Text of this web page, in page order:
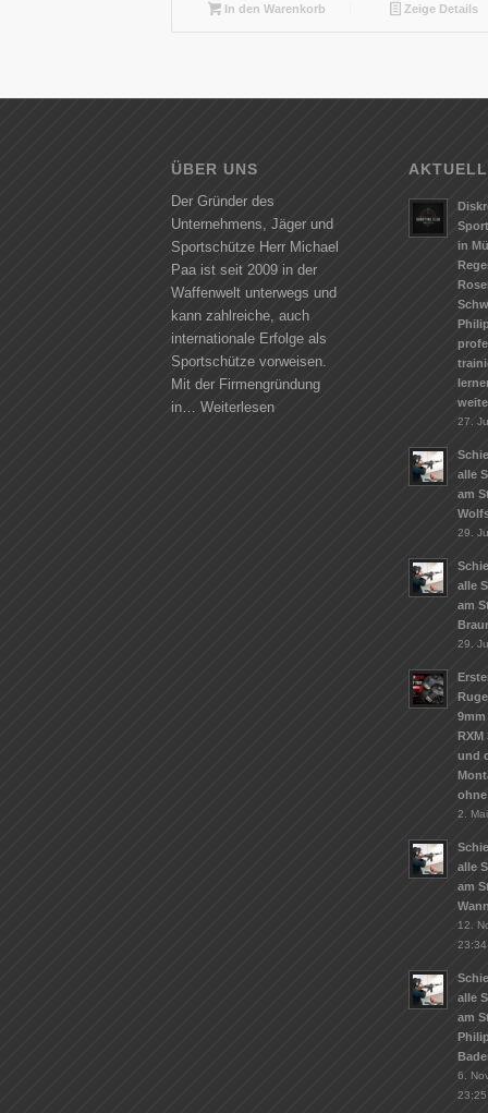
In den Warenkorb Zeige Details
ÜBER UNS
Der Gründer des
Unternehmens, Jäger und
Sportschütze Herr Michael
Paa ist seit 2009 in der
Waffenwelt unterwegs und
kann zahlreiche, auch
internationale Erfolge als
Sportschütze vorweisen.
Mit der Firmengründung
in… Weiterlesen
in
27.
alle
am
29.
alle
am
29.
und
2.
alle
am
12.
23:34
alle
am
6.
23:25